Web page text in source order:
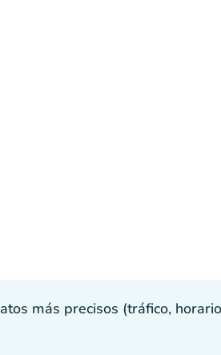
más precisos (tráfico,